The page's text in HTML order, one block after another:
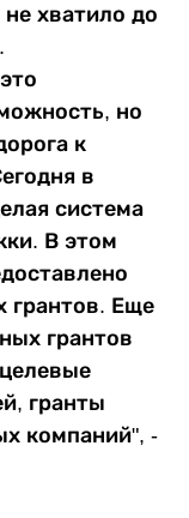
хватило до
но
к
в
система
В этом
грантов. Еще
грантов
гранты
компаний", -